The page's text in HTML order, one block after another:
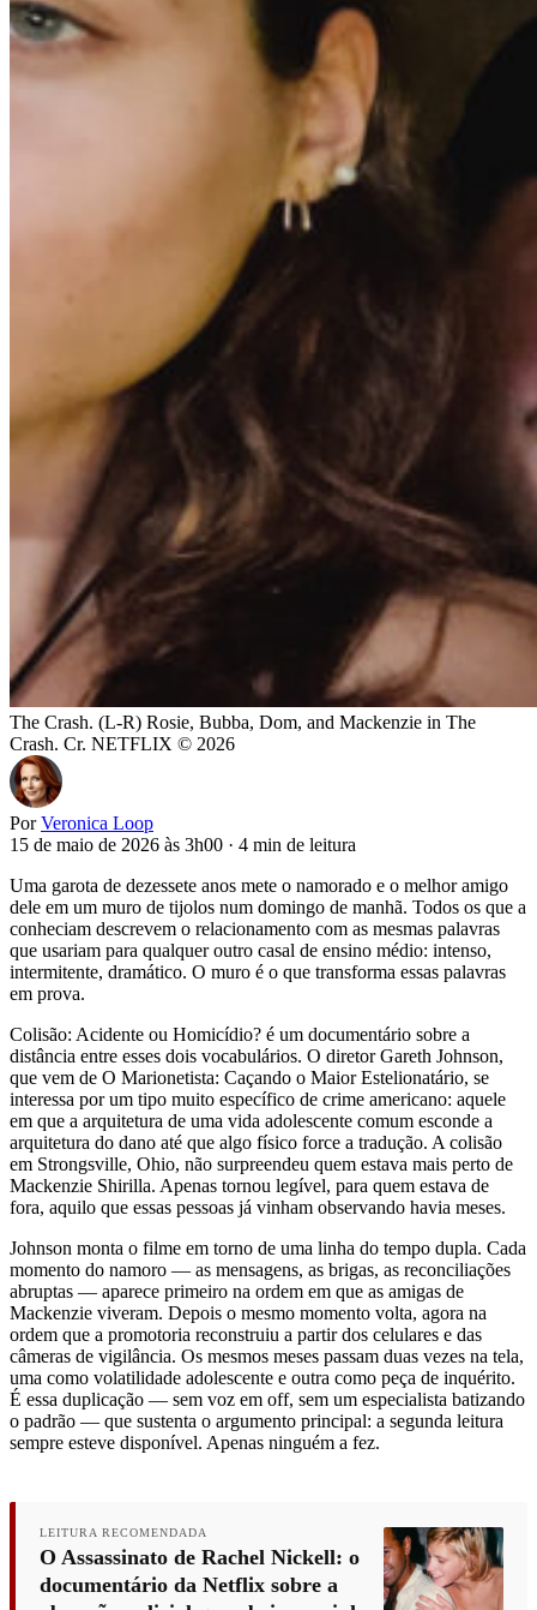
The Crash. (L-R) Rosie, Bubba, Dom, and Mackenzie in The
Crash. Cr. NETFLIX © 2026
Por Veronica Loop
15 de maio de 2026 às 3h00 · 4 min de leitura
Uma garota de dezessete anos mete o namorado e o melhor amigo
dele em um muro de tijolos num domingo de manhã. Todos os que a
conheciam descrevem o relacionamento com as mesmas palavras
que usariam para qualquer outro casal de ensino médio: intenso,
intermitente, dramático. O muro é o que transforma essas palavras
em prova.
Colisão: Acidente ou Homicídio? é um documentário sobre a
distância entre esses dois vocabulários. O diretor Gareth Johnson,
que vem de O Marionetista: Caçando o Maior Estelionatário, se
interessa por um tipo muito específico de crime americano: aquele
em que a arquitetura de uma vida adolescente comum esconde a
arquitetura do dano até que algo físico force a tradução. A colisão
em Strongsville, Ohio, não surpreendeu quem estava mais perto de
Mackenzie Shirilla. Apenas tornou legível, para quem estava de
fora, aquilo que essas pessoas já vinham observando havia meses.
Johnson monta o filme em torno de uma linha do tempo dupla. Cada
momento do namoro — as mensagens, as brigas, as reconciliações
abruptas — aparece primeiro na ordem em que as amigas de
Mackenzie viveram. Depois o mesmo momento volta, agora na
ordem que a promotoria reconstruiu a partir dos celulares e das
câmeras de vigilância. Os mesmos meses passam duas vezes na tela,
uma como volatilidade adolescente e outra como peça de inquérito.
É essa duplicação — sem voz em off, sem um especialista batizando
o padrão — que sustenta o argumento principal: a segunda leitura
sempre esteve disponível. Apenas ninguém a fez.
LEITURA RECOMENDADA
O Assassinato de Rachel Nickell: o
documentário da Netflix sobre a